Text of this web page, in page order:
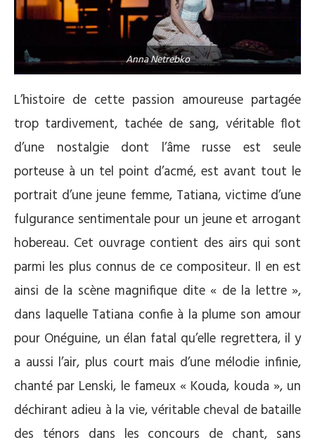
Anna Netrebko
L’histoire de cette passion amoureuse partagée
trop tardivement, tachée de sang, véritable flot
d’une nostalgie dont l’âme russe est seule
porteuse à un tel point d’acmé, est avant tout le
portrait d’une jeune femme, Tatiana, victime d’une
fulgurance sentimentale pour un jeune et arrogant
hobereau. Cet ouvrage contient des airs qui sont
parmi les plus connus de ce compositeur. Il en est
ainsi de la scène magnifique dite « de la lettre »,
dans laquelle Tatiana confie à la plume son amour
pour Onéguine, un élan fatal qu’elle regrettera, il y
a aussi l’air, plus court mais d’une mélodie infinie,
chanté par Lenski, le fameux « Kouda, kouda », un
déchirant adieu à la vie, véritable cheval de bataille
des ténors dans les concours de chant, sans